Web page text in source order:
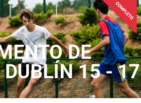
DE
DUBLÍN 15 - 17